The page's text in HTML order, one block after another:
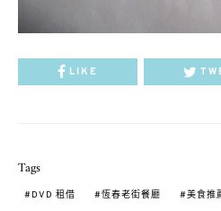
LIKE
Tags
DVD 租借 恆春老街餐廳 美食推